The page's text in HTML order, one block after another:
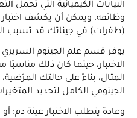
البيانات الكيميائية التي تحمل
وظائفه. ويمكن أن يكشف اختبار
(طفرات) في جيناتك قد تسبب
يوفر قسم علم الجينوم
الاختبار، حيثما كان ذلك
المثال، بناءً على حالتك
الجينومي الكامل لتحديد
وعادةً يتطلب الاختبار عينة